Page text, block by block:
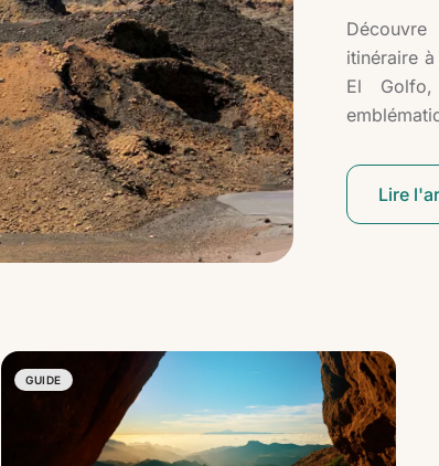
itinéraire
El
Lire
GUIDE